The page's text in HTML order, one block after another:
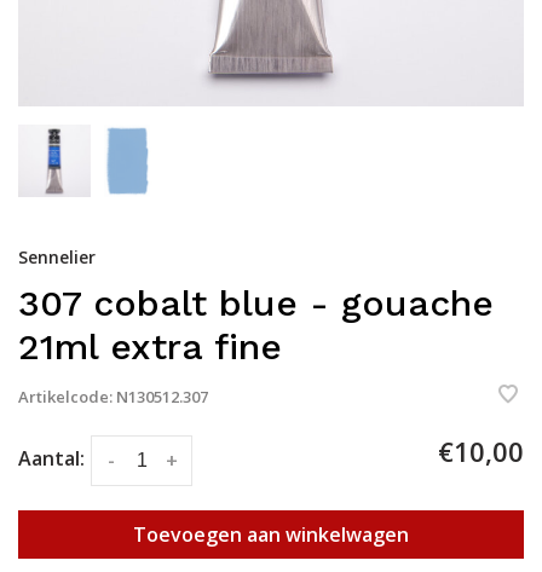
Sennelier
307 cobalt blue - gouache
21ml extra fine
Artikelcode: N130512.307
Aantal: +
- €10,00
Toevoegen aan winkelwagen